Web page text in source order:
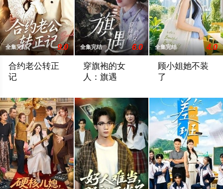
全集完结 9.0
合约老公转正
记
全集完结 6.0
穿旗袍的女
人：旗遇
全集完结 4.0
顾小姐她不装
了